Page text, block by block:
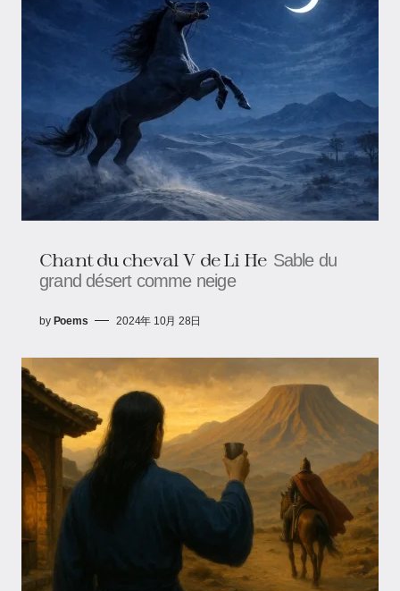
Chant du cheval V de Li He Sable du
grand désert comme neige
by Poems 2024年 10月 28日